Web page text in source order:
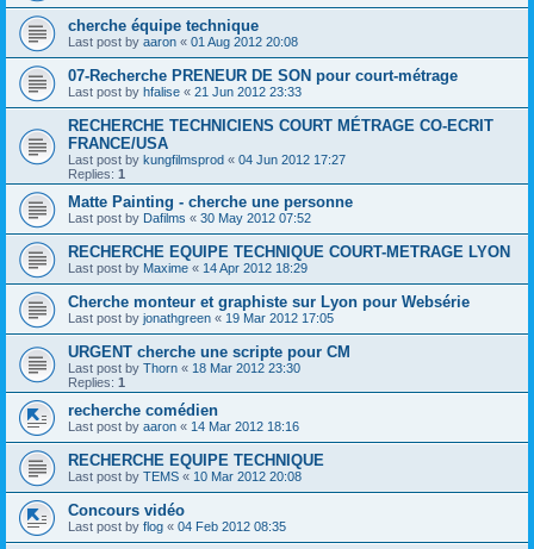
cherche équipe technique
Last post by aaron « 01 Aug 2012 20:08
07-Recherche PRENEUR DE SON pour court-métrage
Last post by hfalise « 21 Jun 2012 23:33
RECHERCHE TECHNICIENS COURT MÉTRAGE CO-ECRIT
FRANCE/USA
Last post by kungfilmsprod « 04 Jun 2012 17:27
Replies: 1
Matte Painting - cherche une personne
Last post by Dafilms « 30 May 2012 07:52
RECHERCHE EQUIPE TECHNIQUE COURT-METRAGE LYON
Last post by Maxime « 14 Apr 2012 18:29
Cherche monteur et graphiste sur Lyon pour Websérie
Last post by jonathgreen « 19 Mar 2012 17:05
URGENT cherche une scripte pour CM
Last post by Thorn « 18 Mar 2012 23:30
Replies: 1
recherche comédien
Last post by aaron « 14 Mar 2012 18:16
RECHERCHE EQUIPE TECHNIQUE
Last post by TEMS « 10 Mar 2012 20:08
Concours vidéo
Last post by flog « 04 Feb 2012 08:35